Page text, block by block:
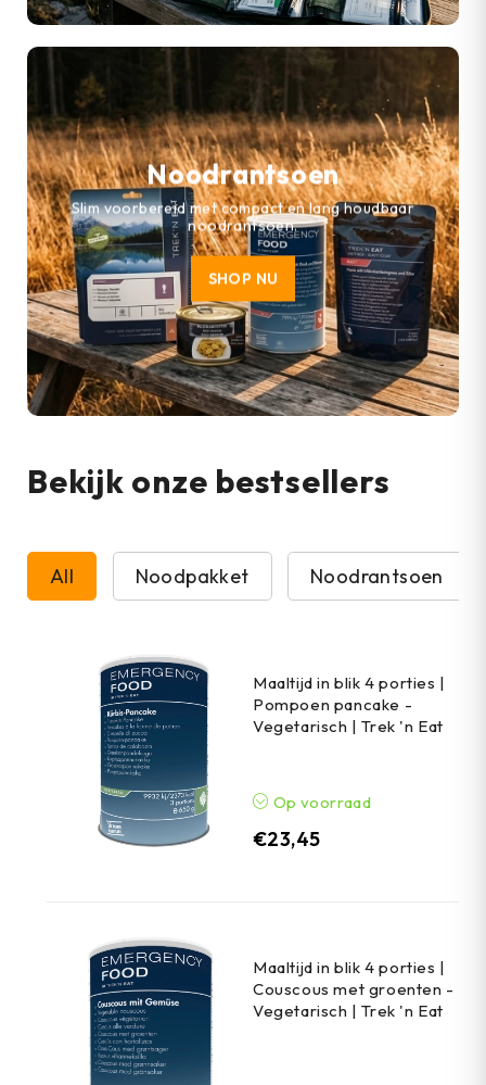
Noodrantsoen
Slim voorbereid met compact en lang houdbaar
noodrantsoen.
SHOP NU
Bekijk onze bestsellers
All Noodpakket Noodrantsoen
Maaltijd in blik 4 porties |
Pompoen pancake -
Vegetarisch | Trek 'n Eat
Op voorraad
€23,45
Maaltijd in blik 4 porties |
Couscous met groenten -
Vegetarisch | Trek 'n Eat